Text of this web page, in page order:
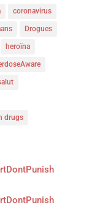
coronavirus
Drogues
heroïna
drugs